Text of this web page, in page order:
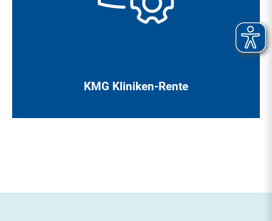
KMG Kliniken-Rente
mit einem Arbeitgeberzuschuss von maximal 15 % gefördert
werden kann.